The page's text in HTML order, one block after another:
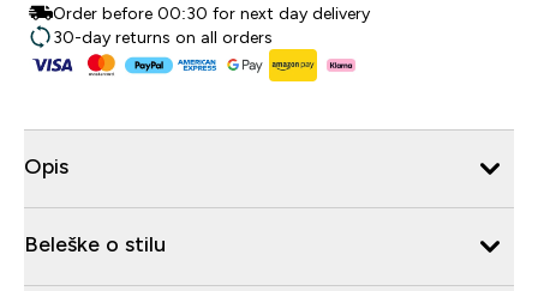
Order before 00:30 for next day delivery
30-day returns on all orders
Opis
Beleške o stilu